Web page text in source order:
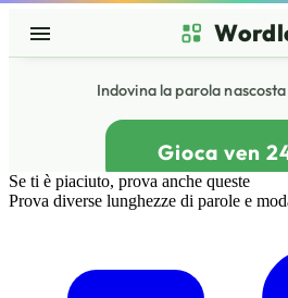
Se ti è piaciuto, prova anche queste
Prova diverse lunghezze di parole e